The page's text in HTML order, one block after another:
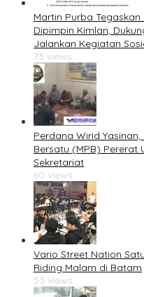
Martin Purba
Dipimpin Kimlan,
Jalankan Kegiatan
73 views
Perdana Wirid
Bersatu (MPB) Pererat
Sekretariat
60 views
Vario Street Nation
Riding Malam di Batam
53 views